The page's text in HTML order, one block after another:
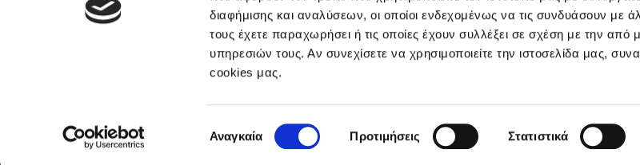
διαφήμισης και αναλύσεων, οι οποίοι ενδεχομένως να τις συνδυάσουν με
τους έχετε παραχωρήσει ή τις οποίες έχουν συλλέξει σε σχέση με την
υπηρεσιών τους. Αν συνεχίσετε να χρησιμοποιείτε την ιστοσελίδα μας,
cookies μας.
συγκατάθεσης
Αναγκαία Προτιμήσεις Στατιστικά
Created by